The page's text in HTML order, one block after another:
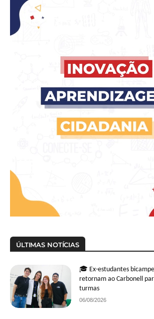
ÚLTIMAS NOTÍCIAS
🎓 Ex-estudantes
retornam ao Carbonell
turmas
06/08/2026